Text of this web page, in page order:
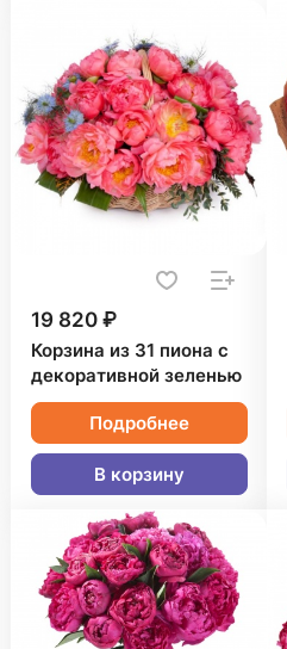
19 820 ₽
Корзина из 31 пиона с
декоративной зеленью
Подробнее
В корзину